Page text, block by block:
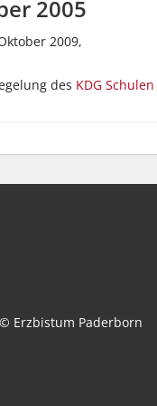
2005
2009,
des KDG Schulen
© Erzbistum Paderborn